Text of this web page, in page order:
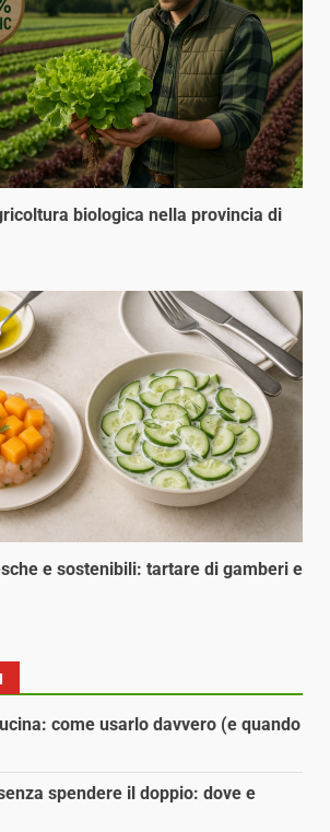
biologica nella provincia di
e sostenibili: tartare di gamberi e
come usarlo davvero (e quando
spendere il doppio: dove e